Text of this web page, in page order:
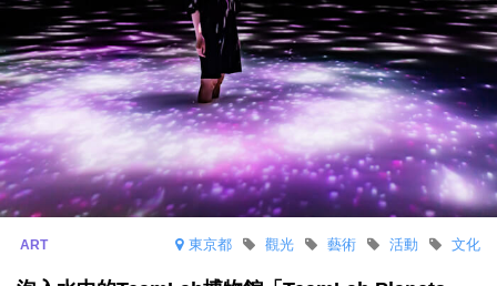
東京都 文化
活動
藝術
觀光